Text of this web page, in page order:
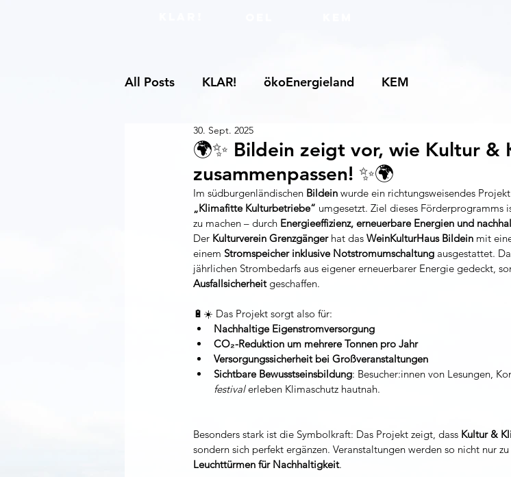
All Posts KLAR! ökoEnergieland KEM
🌍✨ Bildein zeigt vor, wie Kultur &
zusammenpassen! ✨🌍
30. Sept. 2025
Im südburgenländischen Bildein wurde ein richtungsweisendes
„Klimafitte Kulturbetriebe“ umgesetzt. Ziel dieses Förderprogramms
zu machen – durch Energieeffizienz, erneuerbare Energien und
Der Kulturverein Grenzgänger hat das WeinKulturHaus Bildein mit
einem Stromspeicher inklusive Notstromumschaltung ausgestattet.
jährlichen Strombedarfs aus eigener erneuerbarer Energie gedeckt,
Ausfallsicherheit geschaffen.
🔋☀️ Das Projekt sorgt also für:
Nachhaltige Eigenstromversorgung
CO₂-Reduktion um mehrere Tonnen pro Jahr
Versorgungssicherheit bei Großveranstaltungen
Sichtbare Bewusstseinsbildung: Besucher:innen von Lesungen,
festival erleben Klimaschutz hautnah.
Besonders stark ist die Symbolkraft: Das Projekt zeigt, dass Kultur &
sondern sich perfekt ergänzen. Veranstaltungen werden so nicht nur
Leuchttürmen für Nachhaltigkeit.